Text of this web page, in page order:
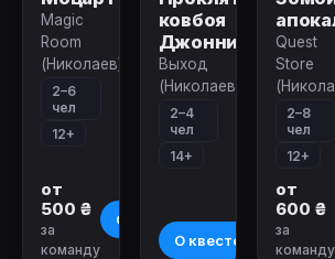
Magic
Room
(Николаев)
2–6
чел
12+
от
500 ₴
за
команду
О квесте
ковбоя
Джонни
Выход
(Николаев)
2–4
чел
14+
О квесте
Quest
Store
2–8
чел
12+
от
600 ₴
за
команду